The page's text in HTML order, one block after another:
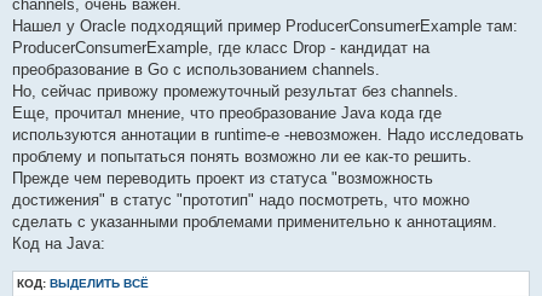
	o_dummy.One_main(&args)
}
/** generated method **/
func (one_one *One) One_main(args *[]string) {
	var one *One = NewOne()
	s := "Initial message"
	one.msg = &s
	fmt.Println("main:before start:" +
             *one.msg + " second part of")
	go NewSecond(one).run()
	s_s := "after go start"
	one.msg = &s_s
	time.Sleep(2000)
	fmt.Println("main:about to end:" + *one.msg)
}
channels, очень важен.
Нашел у Oracle подходящий пример ProducerConsumerExample там:
ProducerConsumerExample, где класс Drop - кандидат на
преобразование в Go с использованием channels.
Но, сейчас привожу промежуточный результат без channels.
Еще, прочитал мнение, что преобразование Java кода где
используются аннотации в runtime-е -невозможен. Надо исследовать
проблему и попытаться понять возможно ли ее как-то решить.
Прежде чем переводить проект из статуса "возможность
достижения" в статус "прототип" надо посмотреть, что можно
сделать с указанными проблемами применительно к аннотациям.
Код на Java:
КОД: ВЫДЕЛИТЬ ВСЁ